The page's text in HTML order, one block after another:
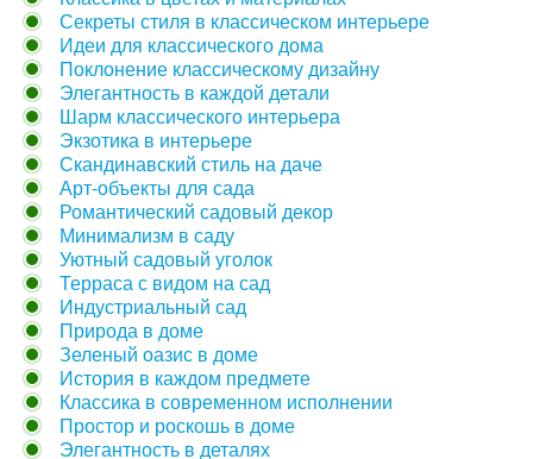
Секреты стиля в классическом интерьере
Идеи для классического дома
Поклонение классическому дизайну
Элегантность в каждой детали
Шарм классического интерьера
Экзотика в интерьере
Скандинавский стиль на даче
Арт-объекты для сада
Романтический садовый декор
Минимализм в саду
Уютный садовый уголок
Терраса с видом на сад
Индустриальный сад
Природа в доме
Зеленый оазис в доме
История в каждом предмете
Классика в современном исполнении
Простор и роскошь в доме
Элегантность в деталях